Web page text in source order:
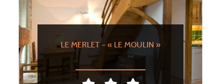
LE MERLET – « LE MOULIN »